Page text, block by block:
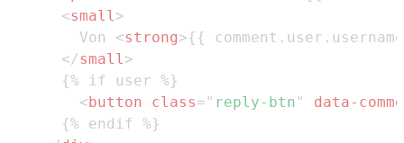
<small>
        Von
<strong>{{
</small>
< button class= " reply-btn "
data-